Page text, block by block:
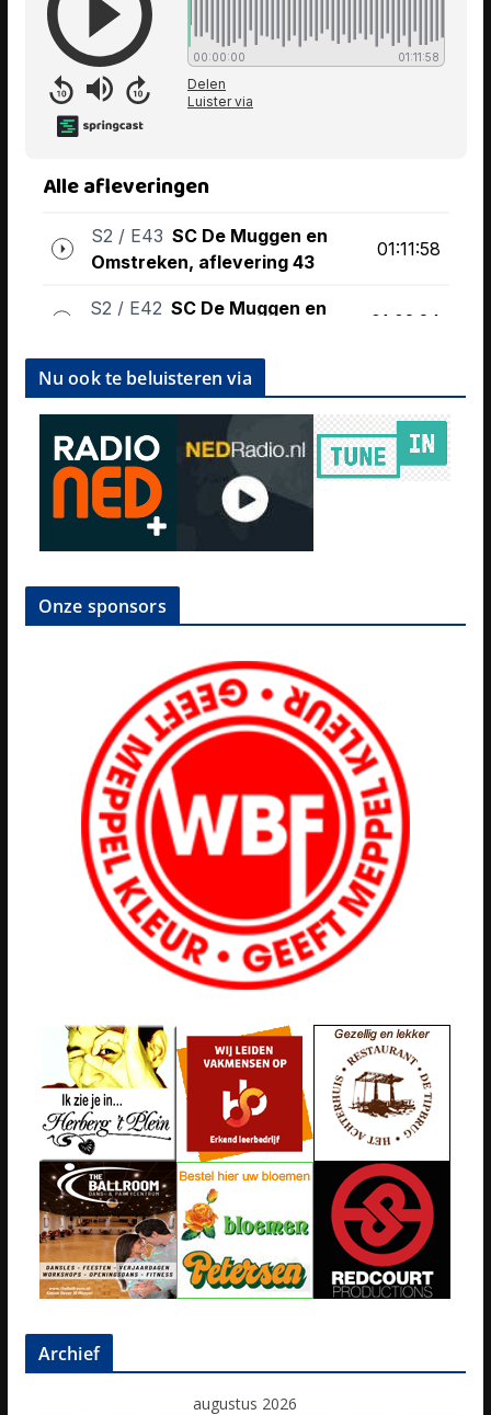
Nu ook te beluisteren via
Onze sponsors
Archief
augustus 2026